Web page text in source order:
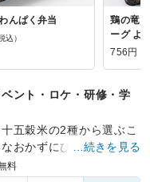
んぱく弁当
込）
鶏の竜
ーグ よ
756円
ント・ロケ・研修・学
五穀米の2種から選ぶこ
おかずにひと手間加
対応できます。
…続きを見る
料